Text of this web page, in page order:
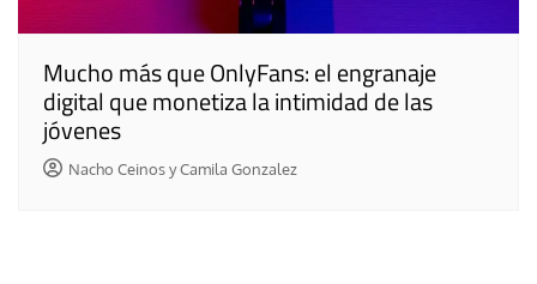
Mucho más que OnlyFans: el engranaje
digital que monetiza la intimidad de las
jóvenes
Nacho Ceinos y Camila Gonzalez